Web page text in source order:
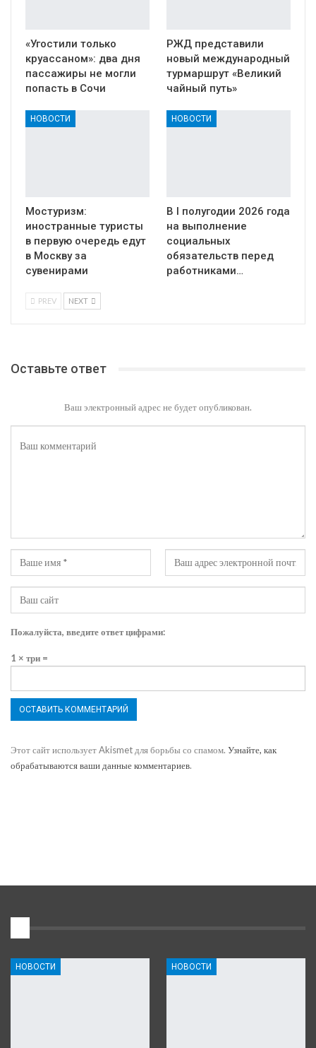
«Угостили только
круассаном»: два дня
пассажиры не могли
попасть в Сочи
РЖД представили
новый международный
турмаршрут «Великий
чайный путь»
НОВОСТИ
Мостуризм:
иностранные туристы
в первую очередь едут
в Москву за
сувенирами
НОВОСТИ
В I полугодии 2026 года
на выполнение
социальных
обязательств перед
работниками…
PREV NEXT
Оставьте ответ
Ваш электронный адрес не будет опубликован.
Пожалуйста, введите ответ цифрами:
1 × три =
Этот сайт использует Akismet для борьбы со спамом. Узнайте, как
обрабатываются ваши данные комментариев.
НОВОСТИ НОВОСТИ